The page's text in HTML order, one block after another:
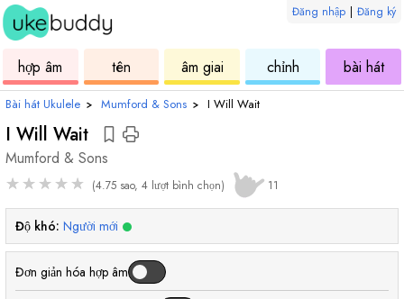
Đăng nhập | Đăng ký
hợp âm
ukulele
tên
hợp
âm giai
ukulele
chỉnh
ukulele
bài hát
Bài hát Ukulele › Mumford & Sons › I Will Wait
I Will Wait
âm
Mumford & Sons
★★★★★ (4.75 sao, 4 lượt bình chọn) 11
Độ khó: Người mới
Đơn giản hóa hợp âm